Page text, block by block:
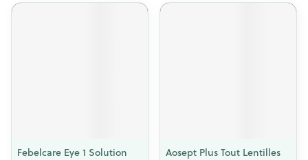
Febelcare Eye 1 Solution
Aosept Plus Tout Lentilles